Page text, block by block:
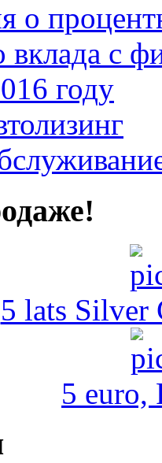
о
вклада с
году
5 lats Silver
5 euro,